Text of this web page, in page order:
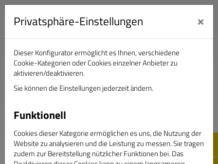
Verband Deutscher Sportjournalisten e.V.
Privatsphäre-Einstellungen ×
Dieser Konfigurator ermöglicht es Ihnen, verschiedene
Cookie-Kategorien oder Cookies einzelner Anbieter zu
aktivieren/deaktivieren.
Sie können die Einstellungen jederzeit ändern.
Funktionell
Cookies dieser Kategorie ermöglichen es uns, die Nutzung der
Website zu analysieren und die Leistung zu messen. Sie tragen
zudem zur Bereitstellung nützlicher Funktionen bei. Das